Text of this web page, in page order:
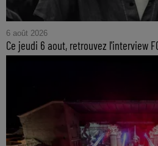
6 août 2026
Ce jeudi 6 aout, retrouvez l'interview